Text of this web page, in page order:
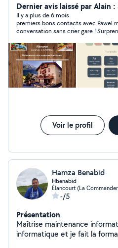
une valeur ajoutée à vos projets. Mes
Design graphique : Logos,
communication. Design web :
UI/UX design. Illustration :
dessins digitaux. Création de
Développement de sites
Pourquoi me choisir ?
vos projets. Polyvalence :
et besoins. Professionnalisme
Merci de votre attention. Bien cordialement, Pawel
WebArt
Dernier avis laissé par Alain
Il y a plus de 6 mois
premiers bons contacts avec Pawel
conversation sans crier gare !
Voir le profil
Hamza Benabid
Hbenabid
Élancourt (La
-/5
Présentation
Maîtrise maintenance
informatique et je fait la